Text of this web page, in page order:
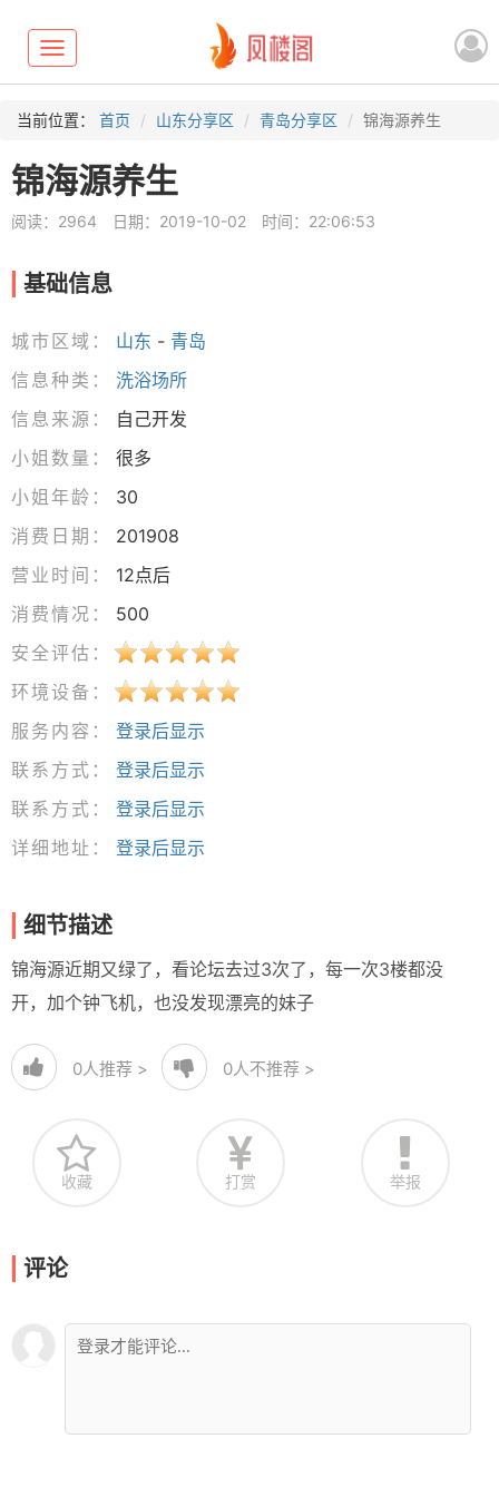
Toggle
navigation
当前位置： 首页 山东分享区 青岛分享区 锦海源养生
锦海源养生
阅读：2964 日期：2019-10-02 时间：22:06:53
基础信息
城市区域： 山东 - 青岛
信息种类：
洗浴场所
信息来源：
自己开发
小姐数量：
很多
小姐年龄：
30
消费日期：
201908
营业时间：
12点后
消费情况：
500
安全评估：
环境设备：
服务内容：
登录后显示
联系方式：
登录后显示
联系方式：
登录后显示
详细地址：
登录后显示
细节描述
锦海源近期又绿了，看论坛去过3次了，每一次3楼都没
开，加个钟飞机，也没发现漂亮的妹子
0人推荐 > 0人不推荐 >
收藏 打赏 举报
评论